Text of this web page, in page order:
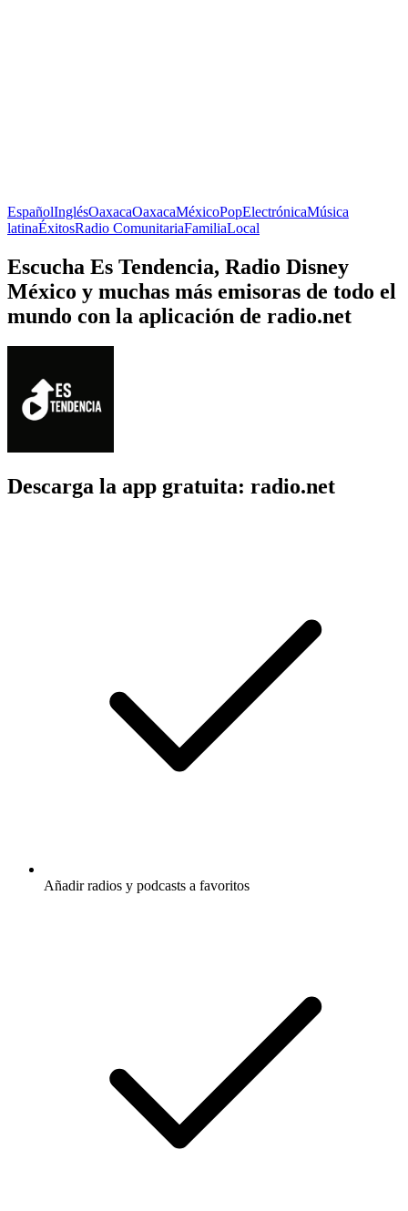
EspañolInglésOaxacaOaxacaMéxicoPopElectrónicaMúsica
latinaÉxitosRadio ComunitariaFamiliaLocal
Escucha Es Tendencia, Radio Disney
México y muchas más emisoras de todo el
mundo con la aplicación de radio.net
Descarga la app gratuita: radio.net
Añadir radios y podcasts a favoritos